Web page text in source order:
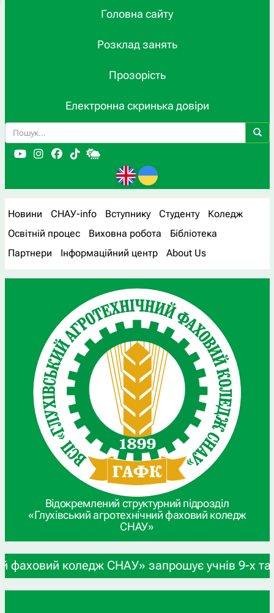
Головна сайту
Розклад занять
Прозорість
Електронна скринька довіри
Новини СНАУ-info Вступнику Студенту
Коледж
Освітній процес
Виховна робота
Бібліотека
Партнери
Інформаційний центр About Us
Відокремлений структурний підрозділ
«Глухівський агротехнічний фаховий коледж
СНАУ»
СНАУ» запрошує учнів 9-х та 11-х